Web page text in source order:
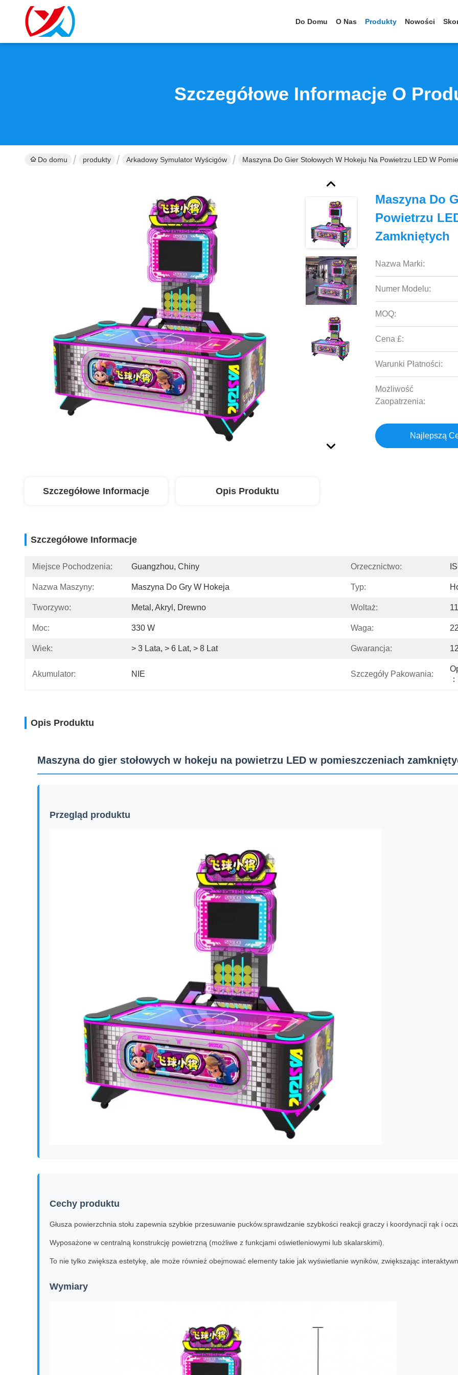
Do Domu O Nas Produkty Nowości
Szczegółowe Informacje O
Do domu produkty Arkadowy Symulator Wyścigów Maszyna Do Gier Stołowych W Hokeju Na Powietrzu LED W
Maszyna Do
Powietrzu
Zamkniętych
Nazwa Marki:
Numer Modelu:
MOQ:
Cena £:
Warunki Płatności:
Możliwość
Zaopatrzenia:
Najlepszą
Szczegółowe Informacje Opis Produktu
Szczegółowe Informacje
Miejsce Pochodzenia: Guangzhou, Chiny Orzecznictwo:
Nazwa Maszyny: Maszyna Do Gry W Hokeja Typ:
Tworzywo: Metal, Akryl, Drewno Woltaż:
Moc: 330 W Waga:
Wiek: > 3 Lata, > 6 Lat, > 8 Lat Gwarancja:
Akumulator: NIE Szczegóły Pakowania:
Opis Produktu
Maszyna do gier stołowych w hokeju na powietrzu LED w pomieszczeniach
Przegląd produktu
Cechy produktu
Głusza powierzchnia stołu zapewnia szybkie przesuwanie pucków.sprawdzanie szybkości reakcji graczy i koordynacji rąk i
Wyposażone w centralną konstrukcję powietrzną (możliwe z funkcjami oświetleniowymi lub skalarskimi).
To nie tylko zwiększa estetykę, ale może również obejmować elementy takie jak wyświetlanie wyników, zwiększając
Wymiary